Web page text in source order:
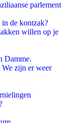
parlement
de kontzak?
willen op je
Damme.
zijn er weer